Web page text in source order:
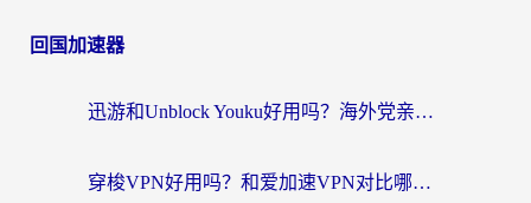
回国加速器
迅游和Unblock Youku好用吗？海外党亲测：3个维度教你选对回国加速器
穿梭VPN好用吗？和爱加速VPN对比哪个回国效果更好？海外党必看的实用指南